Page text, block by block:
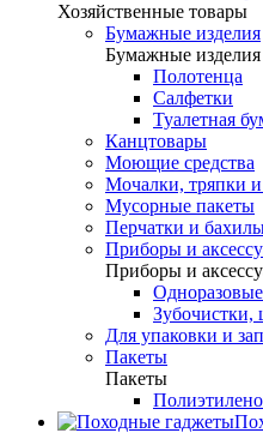
Хозяйственные товары
Бумажные изделия
Бумажные изделия
Полотенца
Салфетки
Туалетная
Канцтовары
Моющие средства
Мочалки, тряпки и
Мусорные пакеты
Перчатки и
Приборы и
Приборы и
Зубочистки,
Для упаковки и
Пакеты
Пакеты